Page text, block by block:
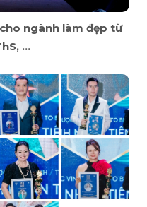
ngành làm đẹp từ
...